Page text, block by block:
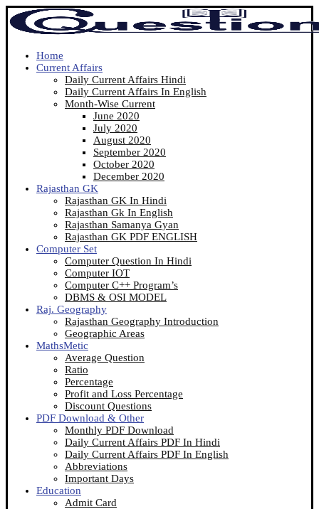
Home
Current Affairs
Daily Current Affairs Hindi
Daily Current Affairs In English
Month-Wise Current
June 2020
July 2020
August 2020
September 2020
October 2020
December 2020
Rajasthan GK
Rajasthan GK In Hindi
Rajasthan Gk In English
Rajasthan Samanya Gyan
Rajasthan GK PDF ENGLISH
Computer Set
Computer Question In Hindi
Computer IOT
Computer C++ Program’s
DBMS & OSI MODEL
Raj. Geography
Rajasthan Geography Introduction
Geographic Areas
MathsMetic
Average Question
Ratio
Percentage
Profit and Loss Percentage
Discount Questions
PDF Download & Other
Monthly PDF Download
Daily Current Affairs PDF In Hindi
Daily Current Affairs PDF In English
Abbreviations
Important Days
Education
Admit Card